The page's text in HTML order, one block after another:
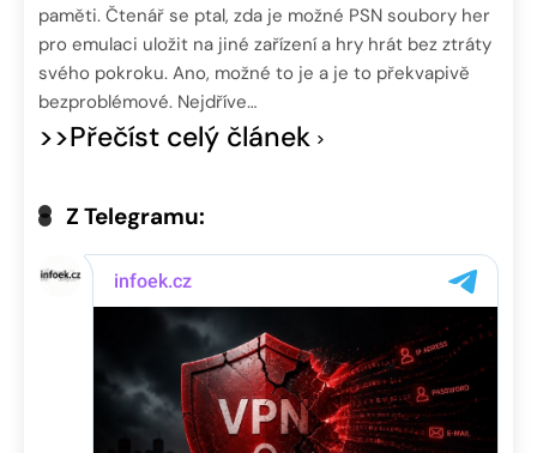
paměti. Čtenář se ptal, zda je možné PSN soubory her
pro emulaci uložit na jiné zařízení a hry hrát bez ztráty
svého pokroku. Ano, možné to je a je to překvapivě
bezproblémové. Nejdříve…
>>Přečíst celý článek
Z Telegramu: